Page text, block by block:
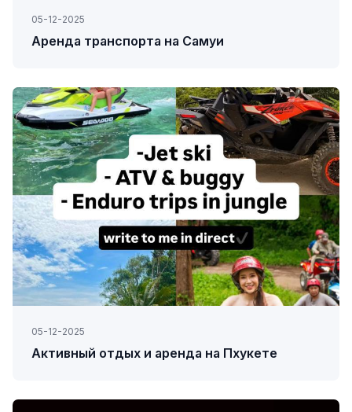
05-12-2025
Аренда транспорта на Самуи
05-12-2025
Активный отдых и аренда на Пхукете